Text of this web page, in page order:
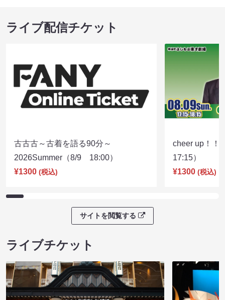
ライブ配信チケット
古古古～古着を語る90分～
2026Summer（8/9 18:00）
¥1300 (税込)
cheer up！
17:15）
¥1300 (税込)
サイトを閲覧する
ライブチケット